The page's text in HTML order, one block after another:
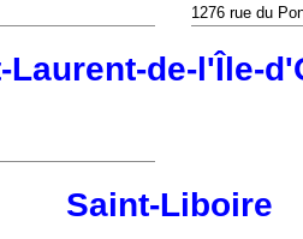
1276 rue du
Laurent-de-l'Île-
Saint-Liboire